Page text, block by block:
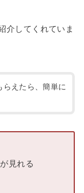
介してくれていま
らえたら、簡単に
見れる